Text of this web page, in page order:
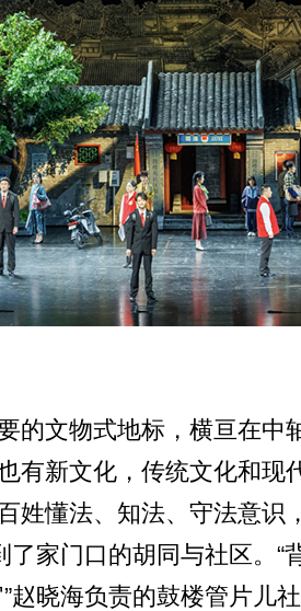
的文物式地标，横亘在中
有新文化，传统文化和现
姓懂法、知法、守法意识
了家门口的胡同与社区。“
赵晓海负责的鼓楼管片儿